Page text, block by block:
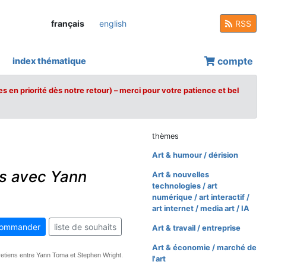
français english RSS
index thématique compte
en priorité dès notre retour) – merci pour votre patience et bel
avec Yann
liste de souhaits
entre Yann Toma et Stephen Wright.
thèmes
Art & humour / dérision
Art & nouvelles
technologies / art
numérique / art interactif /
art internet / media art / IA
Art & travail / entreprise
Art & économie / marché de
l'art